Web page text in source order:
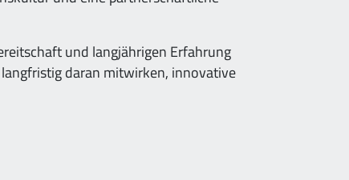
und langjährigen Erfahrung
daran mitwirken, innovative